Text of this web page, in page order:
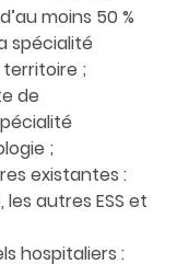
moins 50 %
spécialité
;
de
;
existantes :
les autres ESS et
hospitaliers :